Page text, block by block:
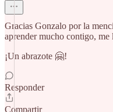
Gracias Gonzalo por la
aprender mucho contigo, me
¡Un abrazote 🤗!
Responder
Compartir